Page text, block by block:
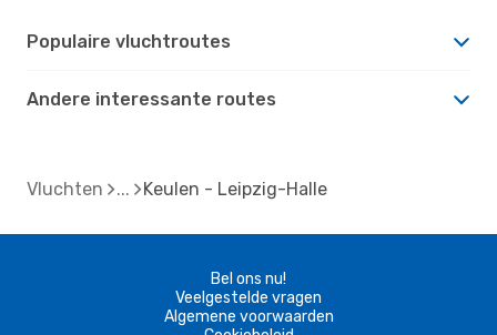
Populaire vluchtroutes
Andere interessante routes
Vluchten Keulen - Leipzig-Halle
Bel ons nu!
Veelgestelde vragen
Algemene voorwaarden